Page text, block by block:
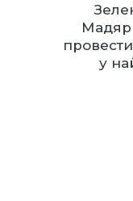
Мадяр
провести
у